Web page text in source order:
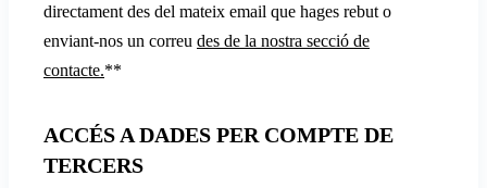
directament des del mateix email que hages rebut o
enviant-nos un correu des de la nostra secció de
contacte.**
ACCÉS A DADES PER COMPTE DE
TERCERS